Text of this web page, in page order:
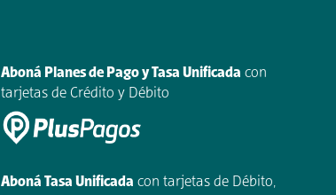
Aboná Planes de Pago y Tasa Unificada con
tarjetas de Crédito y Débito
Aboná Tasa Unificada con tarjetas de Débito,